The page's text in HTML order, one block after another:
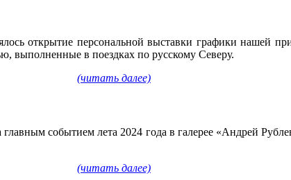
открытие персональной выставки графики нашей
выполненные в поездках по русскому Северу.
(читать далее)
событием лета 2024 года в галерее «Андрей
(читать далее)